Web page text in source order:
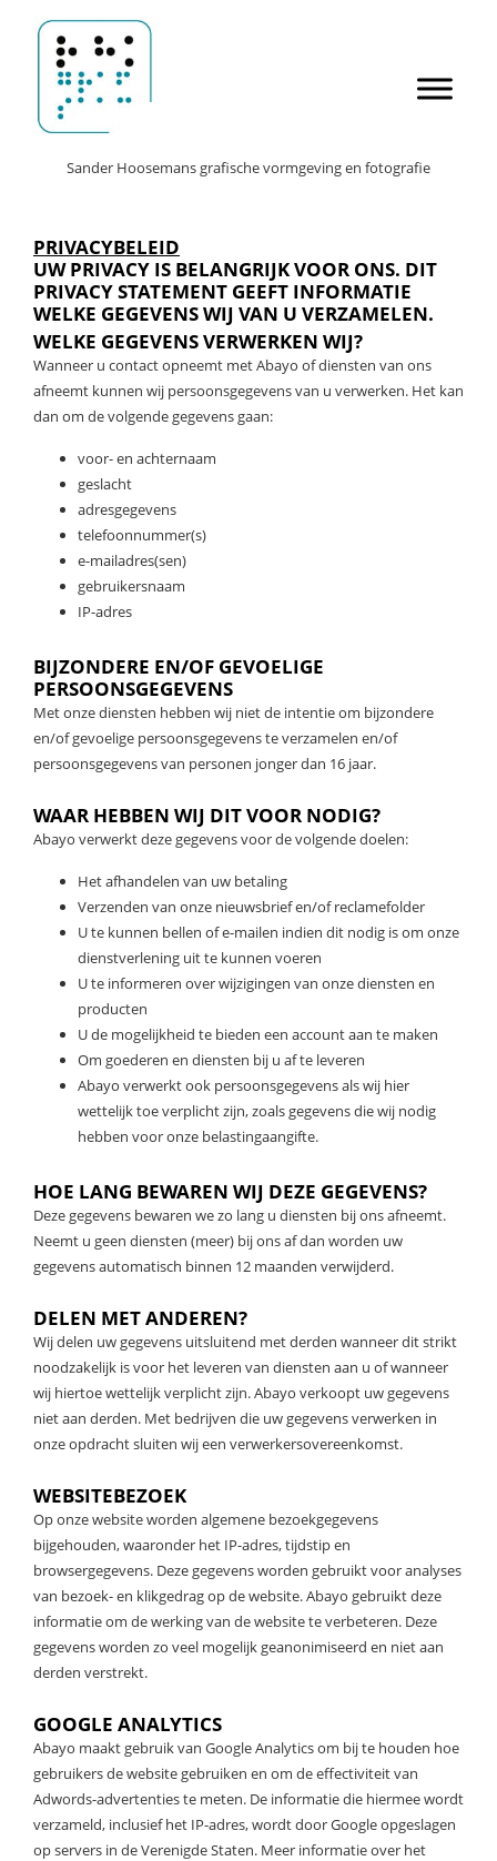
naar
de
hoofd
inhoud
Sander Hoosemans
HeaderSander Hoosemans grafische vormgeving en fotografie
PRIVACYBELEID
UW PRIVACY IS BELANGRIJK VOOR ONS. DIT
PRIVACY STATEMENT GEEFT INFORMATIE
WELKE GEGEVENS WIJ VAN U VERZAMELEN.
WELKE GEGEVENS VERWERKEN WIJ?
Wanneer u contact opneemt met Abayo of diensten van ons
afneemt kunnen wij persoonsgegevens van u verwerken. Het kan
dan om de volgende gegevens gaan:
voor- en achternaam
geslacht
adresgegevens
telefoonnummer(s)
e-mailadres(sen)
gebruikersnaam
IP-adres
BIJZONDERE EN/OF GEVOELIGE
PERSOONSGEGEVENS
Met onze diensten hebben wij niet de intentie om bijzondere
en/of gevoelige persoonsgegevens te verzamelen en/of
persoonsgegevens van personen jonger dan 16 jaar.
WAAR HEBBEN WIJ DIT VOOR NODIG?
Abayo verwerkt deze gegevens voor de volgende doelen:
Het afhandelen van uw betaling
Verzenden van onze nieuwsbrief en/of reclamefolder
U te kunnen bellen of e-mailen indien dit nodig is om onze
dienstverlening uit te kunnen voeren
U te informeren over wijzigingen van onze diensten en
producten
U de mogelijkheid te bieden een account aan te maken
Om goederen en diensten bij u af te leveren
Abayo verwerkt ook persoonsgegevens als wij hier
wettelijk toe verplicht zijn, zoals gegevens die wij nodig
hebben voor onze belastingaangifte.
HOE LANG BEWAREN WIJ DEZE GEGEVENS?
Deze gegevens bewaren we zo lang u diensten bij ons afneemt.
Neemt u geen diensten (meer) bij ons af dan worden uw
gegevens automatisch binnen 12 maanden verwijderd.
DELEN MET ANDEREN?
Wij delen uw gegevens uitsluitend met derden wanneer dit strikt
noodzakelijk is voor het leveren van diensten aan u of wanneer
wij hiertoe wettelijk verplicht zijn. Abayo verkoopt uw gegevens
niet aan derden. Met bedrijven die uw gegevens verwerken in
onze opdracht sluiten wij een verwerkersovereenkomst.
WEBSITEBEZOEK
Op onze website worden algemene bezoekgegevens
bijgehouden, waaronder het IP-adres, tijdstip en
browsergegevens. Deze gegevens worden gebruikt voor analyses
van bezoek- en klikgedrag op de website. Abayo gebruikt deze
informatie om de werking van de website te verbeteren. Deze
gegevens worden zo veel mogelijk geanonimiseerd en niet aan
derden verstrekt.
GOOGLE ANALYTICS
Abayo maakt gebruik van Google Analytics om bij te houden hoe
gebruikers de website gebruiken en om de effectiviteit van
Adwords-advertenties te meten. De informatie die hiermee wordt
verzameld, inclusief het IP-adres, wordt door Google opgeslagen
op servers in de Verenigde Staten. Meer informatie over het